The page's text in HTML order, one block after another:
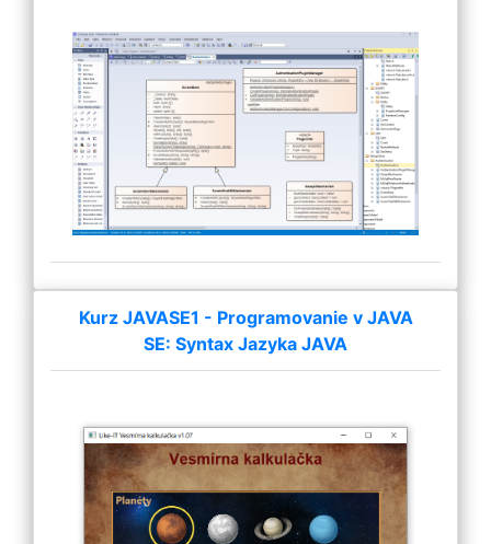
Kurz JAVASE1 - Programovanie v JAVA
SE: Syntax Jazyka JAVA